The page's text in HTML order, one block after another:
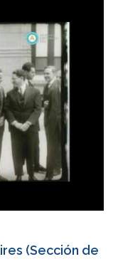
(Sección de